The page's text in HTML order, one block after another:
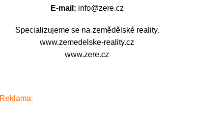
E-mail: info@zere.cz
Specializujeme se na zemědělské reality.
www.zemedelske-reality.cz
www.zere.cz
Reklama: